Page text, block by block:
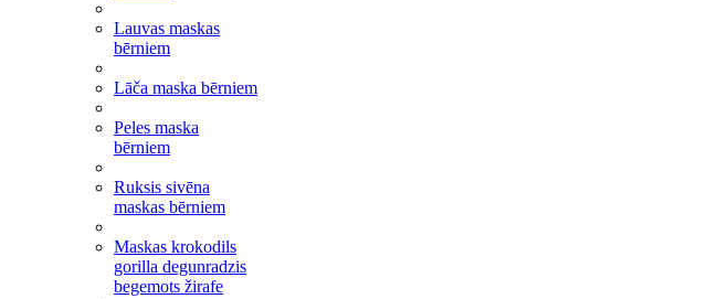
Lauvas maskas
bērniem
Lāča maska bērniem
Peles maska
bērniem
Ruksis sivēna
maskas bērniem
Maskas krokodils
gorilla degunradzis
begemots žirafe